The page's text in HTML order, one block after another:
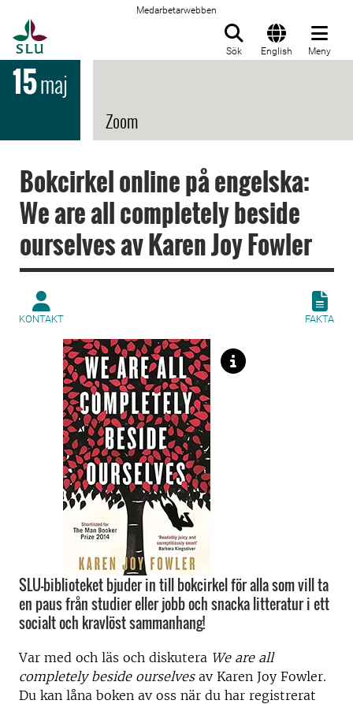
Medarbetarwebben
Sök English Meny
15maj
Zoom
Bokcirkel online på engelska:
We are all completely beside
ourselves av Karen Joy Fowler
KONTAKT FAKTA
SLU-biblioteket bjuder in till bokcirkel för alla som vill ta
en paus från studier eller jobb och snacka litteratur i ett
socialt och kravlöst sammanhang!
Var med och läs och diskutera We are all
completely beside ourselvesav Karen Joy Fowler.
Du kan låna boken av oss när du har registrerat